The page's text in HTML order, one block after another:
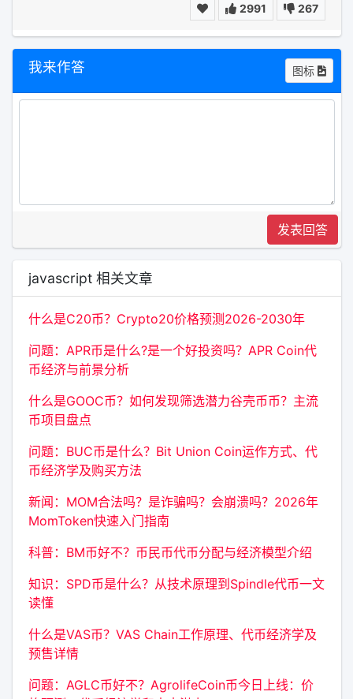
2991 267
我来作答 图标
发表回答
javascript 相关文章
什么是C20币？Crypto20价格预测2026-2030年
问题：APR币是什么?是一个好投资吗？APR Coin代
币经济与前景分析
什么是GOOC币？如何发现筛选潜力谷壳币币？主流
币项目盘点
问题：BUC币是什么？Bit Union Coin运作方式、代
币经济学及购买方法
新闻：MOM合法吗？是诈骗吗？会崩溃吗？2026年
MomToken快速入门指南
科普：BM币好不？币民币代币分配与经济模型介绍
知识：SPD币是什么？从技术原理到Spindle代币一文
读懂
什么是VAS币？VAS Chain工作原理、代币经济学及
预售详情
问题：AGLC币好不？AgrolifeCoin币今日上线：价